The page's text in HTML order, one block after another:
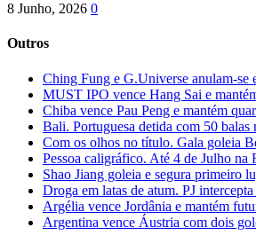
8 Junho, 2026 0
Outros
Ching Fung e G.Universe anulam-se
MUST IPO vence Hang Sai e
Chiba vence Pau Peng e mantém
Bali. Portuguesa detida com 50 balas
Com os olhos no título. Gala goleia
Pessoa caligráfico. Até 4 de Julho na
Shao Jiang goleia e segura primeiro
Droga em latas de atum. PJ
Argélia vence Jordânia e mantém
Argentina vence Áustria com dois